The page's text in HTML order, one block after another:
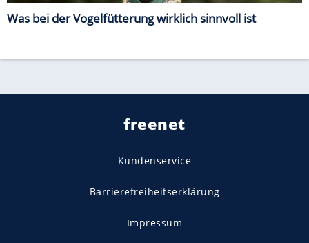
Was bei der Vogelfütterung wirklich sinnvoll ist
freenet
Kundenservice
Barrierefreiheitserklärung
Impressum